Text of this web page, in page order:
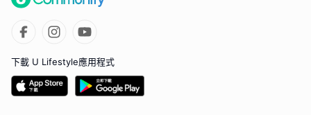
下載 U Lifestyle應用程式